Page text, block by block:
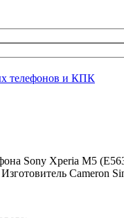
телефонов и КПК
Sony Xperia M5
Cameron